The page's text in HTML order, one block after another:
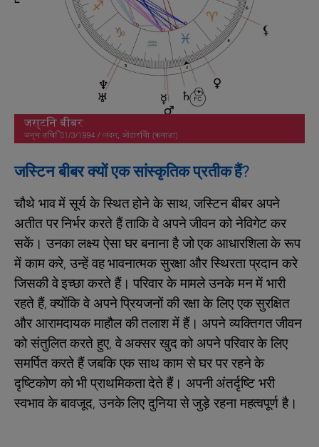
जस्टिन बीबर क्यों एक सांस्कृतिक प्रतीक हैं?
चौथे भाव में सूर्य के स्थित होने के साथ, जस्टिन बीबर अपने
अतीत पर निर्भर करते हैं ताकि वे अपने जीवन को नेविगेट कर
सकें। उनका लक्ष्य ऐसा घर बनाना है जो एक आधारशिला के रूप
में काम करे, उन्हें वह भावनात्मक सुरक्षा और स्थिरता प्रदान करे
जिसकी वे इच्छा करते हैं। परिवार के मामले उनके मन में भारी
रहते हैं, क्योंकि वे अपने प्रियजनों की रक्षा के लिए एक सुरक्षित
और आरामदायक माहौल की तलाश में हैं। अपने व्यक्तिगत जीवन
को संतुलित करते हुए, वे अक्सर खुद को अपने परिवार के लिए
समर्पित करते हैं जबकि एक साथ काम से घर पर रहने के
दृष्टिकोण को भी प्राथमिकता देते हैं। अपनी अंतर्दृष्टि भरी
स्वभाव के बावजूद, उनके लिए दुनिया से जुड़े रहना महत्वपूर्ण है।